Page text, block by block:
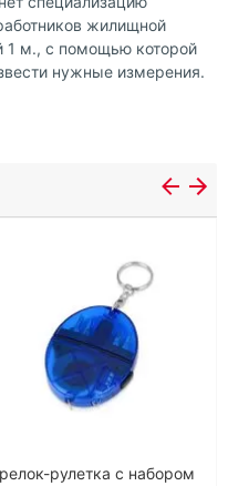
жилищной
1 м., с помощью которой
нужные измерения.
рулетка с набором